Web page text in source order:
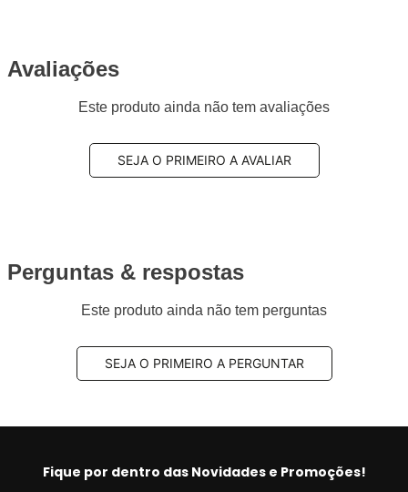
Avaliações
Este produto ainda não tem avaliações
SEJA O PRIMEIRO A AVALIAR
Perguntas & respostas
Este produto ainda não tem perguntas
SEJA O PRIMEIRO A PERGUNTAR
Fique por dentro das Novidades e Promoções!